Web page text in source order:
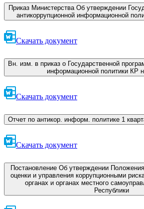
Приказ Министерства Об утверждении
антикоррупционной информационной
Скачать документ
Вн. изм. в приказ о Государственной
информационной политики КР
Скачать документ
Отчет по антикор. информ. политике 1
Скачать документ
Постановление Об утверждении
оценки и управления коррупционными
органах и органах местного
Республики